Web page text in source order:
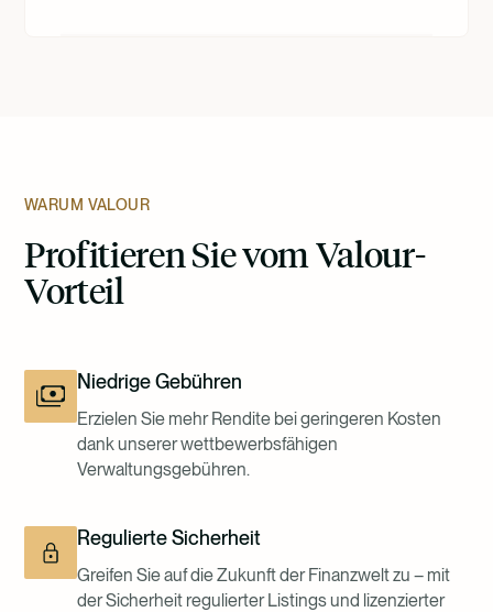
WARUM VALOUR
Profitieren Sie vom Valour-
Vorteil
Niedrige Gebühren
Erzielen Sie mehr Rendite bei geringeren Kosten
dank unserer wettbewerbsfähigen
Verwaltungsgebühren.
Regulierte Sicherheit
Greifen Sie auf die Zukunft der Finanzwelt zu – mit
der Sicherheit regulierter Listings und lizenzierter